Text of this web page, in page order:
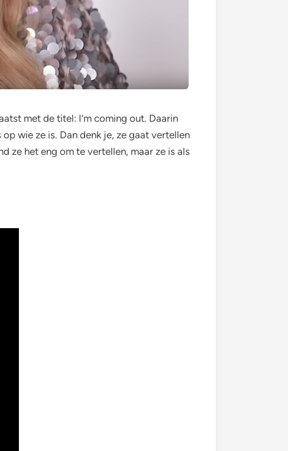
met de titel: I’m coming out. Daarin
wie ze is. Dan denk je, ze gaat vertellen
ze het eng om te vertellen, maar ze is als